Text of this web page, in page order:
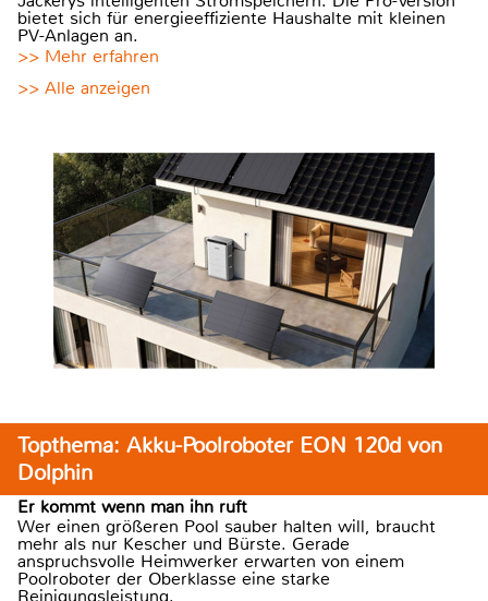
bietet sich für energieeffiziente Haushalte mit kleinen
PV-Anlagen an.
>> Mehr erfahren
>> Alle anzeigen
Topthema: Akku-Poolroboter EON 120d von
Dolphin
Er kommt wenn man ihn ruft
Wer einen größeren Pool sauber halten will, braucht
mehr als nur Kescher und Bürste. Gerade
anspruchsvolle Heimwerker erwarten von einem
Poolroboter der Oberklasse eine starke
Reinigungsleistung.